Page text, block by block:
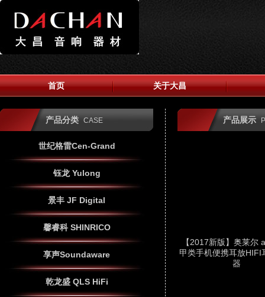
首页 关于大昌
产品分类 CASE
世纪格雷Cen-Grand
钰龙 Yulong
景丰 JF Digital
馨睿科 SHINRICO
享声Soundaware
乾龙盛 QLS HiFi
产品展示
【2017新版】奥莱尔
甲类手机便携耳放HIFI
器